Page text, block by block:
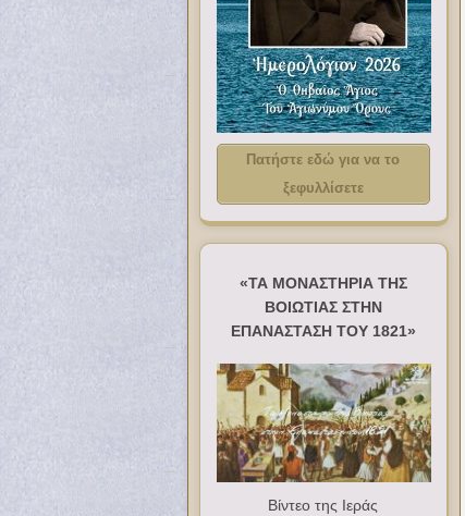
Πατήστε εδώ για να το
ξεφυλλίσετε
«ΤΑ ΜΟΝΑΣΤΗΡΙΑ ΤΗΣ
ΒΟΙΩΤΙΑΣ ΣΤΗΝ
ΕΠΑΝΑΣΤΑΣΗ ΤΟΥ 1821»
Βίντεο της Ιεράς